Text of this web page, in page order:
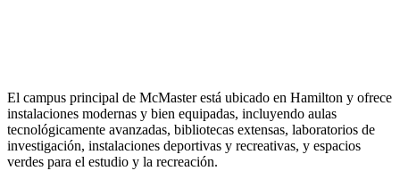
El campus principal de McMaster está ubicado en Hamilton y ofrece
instalaciones modernas y bien equipadas, incluyendo aulas
tecnológicamente avanzadas, bibliotecas extensas, laboratorios de
investigación, instalaciones deportivas y recreativas, y espacios
verdes para el estudio y la recreación.